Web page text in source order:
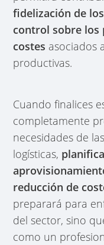
fidelización de
control sobre los
costes asociados
productivas.
Cuando finalices
completamente
necesidades de
logísticas,
reducción de
preparará para
del sector, sino
como un